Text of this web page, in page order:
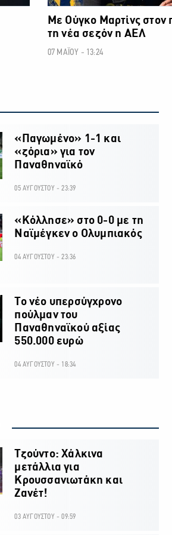
Με Ούγκο Μαρτίνς στον
τη νέα σεζόν η ΑΕΛ
07 ΜΑΪΟΥ - 13:24
«Παγωμένο» 1-1 και
«ζόρια» για τον
Παναθηναϊκό
05 ΑΥΓΟΥΣΤΟΥ - 23:39
«Κόλλησε» στο 0-0 με τη
Ναϊμέγκεν ο Ολυμπιακός
04 ΑΥΓΟΥΣΤΟΥ - 23:36
Το νέο υπερσύγχρονο
πούλμαν του
Παναθηναϊκού αξίας
550.000 ευρώ
04 ΑΥΓΟΥΣΤΟΥ - 18:34
Τζούντο: Χάλκινα
μετάλλια για
Κρουσσανιωτάκη και
Ζανέτ!
03 ΑΥΓΟΥΣΤΟΥ - 09:59